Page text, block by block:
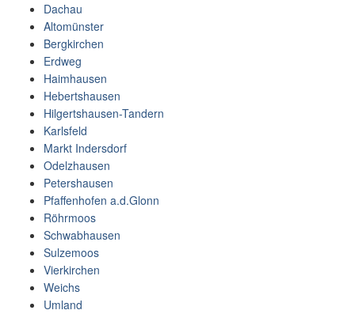
Dachau
Altomünster
Bergkirchen
Erdweg
Haimhausen
Hebertshausen
Hilgertshausen-Tandern
Karlsfeld
Markt Indersdorf
Odelzhausen
Petershausen
Pfaffenhofen a.d.Glonn
Röhrmoos
Schwabhausen
Sulzemoos
Vierkirchen
Weichs
Umland